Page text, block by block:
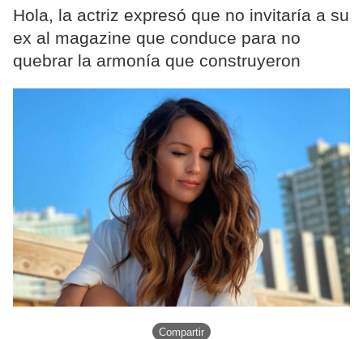
Hola, la actriz expresó que no invitaría a su
ex al magazine que conduce para no
quebrar la armonía que construyeron
Compartir